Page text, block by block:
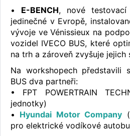
• E-BENCH, nové testovací
jedinečné v Evropě,
vývoje ve Vénissieux na
vozidel IVECO BUS, které
na trh a zároveň zvyšuje jejich
Na workshopech představili
BUS dva partneři:
• FPT POWERTRAIN
jednotky)
• Hyundai Motor Company
pro elektrické vodíkové